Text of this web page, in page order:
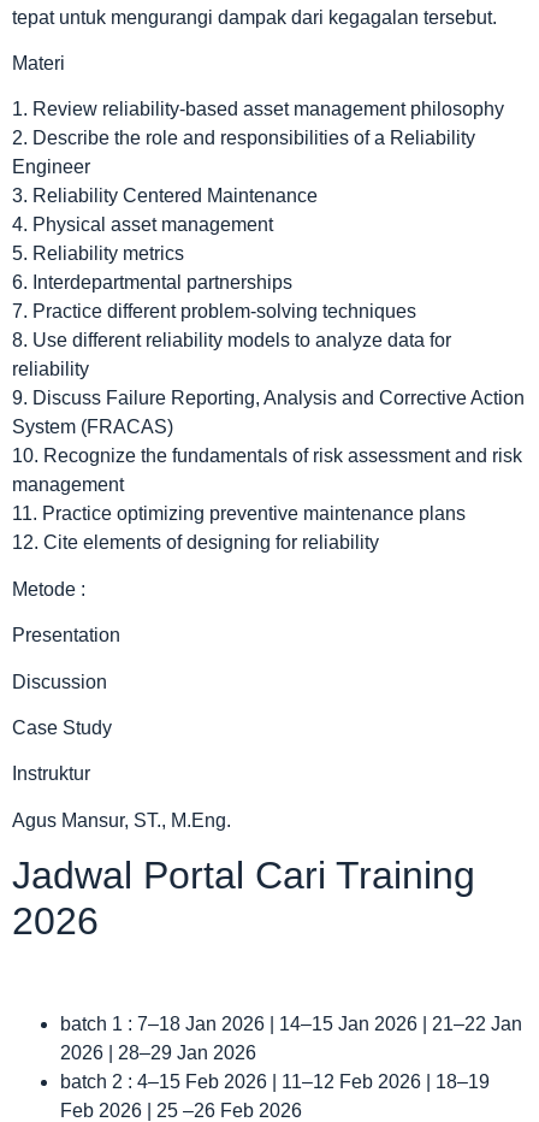
tepat untuk mengurangi dampak dari kegagalan tersebut.
Materi
1. Review reliability-based asset management philosophy
2. Describe the role and responsibilities of a Reliability
Engineer
3. Reliability Centered Maintenance
4. Physical asset management
5. Reliability metrics
6. Interdepartmental partnerships
7. Practice different problem-solving techniques
8. Use different reliability models to analyze data for
reliability
9. Discuss Failure Reporting, Analysis and Corrective Action
System (FRACAS)
10. Recognize the fundamentals of risk assessment and risk
management
11. Practice optimizing preventive maintenance plans
12. Cite elements of designing for reliability
Metode :
Presentation
Discussion
Case Study
Instruktur
Agus Mansur, ST., M.Eng.
Jadwal Portal Cari Training
2026
batch 1 : 7–18 Jan 2026 | 14–15 Jan 2026 | 21–22 Jan
2026 | 28–29 Jan 2026
batch 2 : 4–15 Feb 2026 | 11–12 Feb 2026 | 18–19
Feb 2026 | 25 –26 Feb 2026